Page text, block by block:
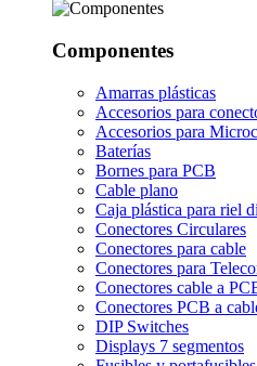
Componentes
Amarras plásticas
Accesorios para
Accesorios para
Baterías
Bornes para PCB
Cable plano
Caja plástica para riel
Conectores Circulares
Conectores para cable
Conectores para
Conectores cable a
Conectores PCB a
DIP Switches
Displays 7 segmentos